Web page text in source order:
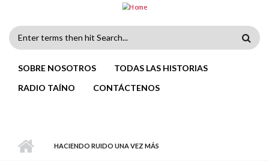
Search
form
SOBRE NOSOTROS
TODAS LAS HISTORIAS
RADIO TAÍNO
CONTÁCTENOS
HACIENDO RUIDO UNA VEZ MÁS